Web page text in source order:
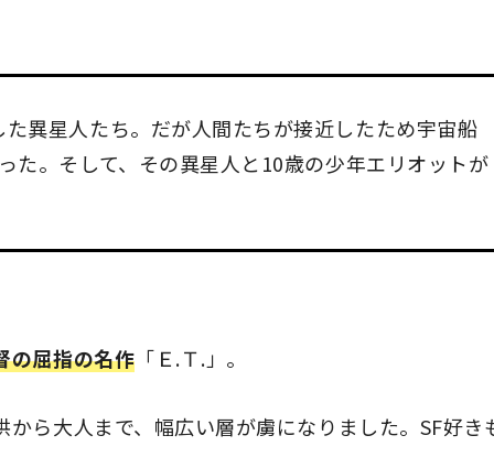
異星人たち。だが人間たちが接近したため宇宙船
た。そして、その異星人と10歳の少年エリオットが
の屈指の名作 「Ｅ.Ｔ.」。
ら大人まで、幅広い層が虜になりました。SF好き